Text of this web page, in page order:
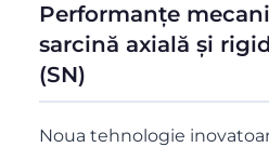
Performanțe
sarcină axială și
(SN)
Noua tehnologie